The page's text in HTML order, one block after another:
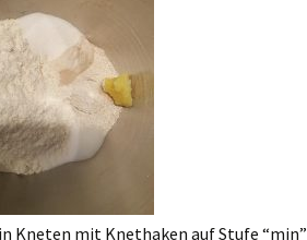
Kneten mit Knethaken auf Stufe “min”